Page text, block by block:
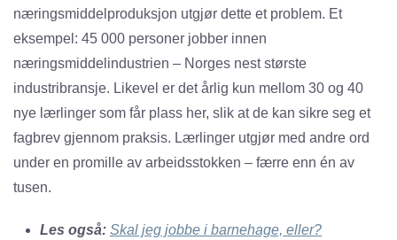
næringsmiddelproduksjon utgjør dette et problem. Et
eksempel: 45 000 personer jobber innen
næringsmiddelindustrien – Norges nest største
industribransje. Likevel er det årlig kun mellom 30 og 40
nye lærlinger som får plass her, slik at de kan sikre seg et
fagbrev gjennom praksis. Lærlinger utgjør med andre ord
under en promille av arbeidsstokken – færre enn én av
tusen.
Les også: Skal jeg jobbe i barnehage, eller?